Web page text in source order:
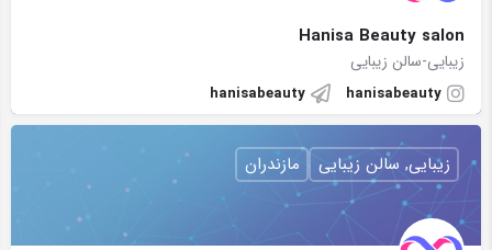
Hanisa Beauty salon
زیبایی-سالن زیبایی
hanisabeauty
hanisabeauty
زیبایی, سالن زیبایی مازندران